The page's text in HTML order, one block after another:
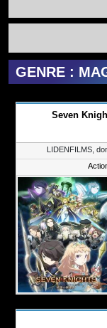
GENRE :
Seven
LIDENFILMS,